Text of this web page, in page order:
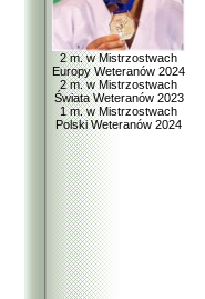
2 m. w Mistrzostwach
Europy Weteranów 2024
2 m. w Mistrzostwach
Świata Weteranów 2023
1 m. w Mistrzostwach
Polski Weteranów 2024